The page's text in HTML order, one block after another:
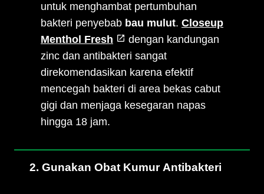
untuk menghambat pertumbuhan
bakteri penyebab bau mulut. Closeup
Menthol Fresh
dengan kandungan
zinc dan antibakteri sangat
direkomendasikan karena efektif
mencegah bakteri di area bekas cabut
gigi dan menjaga kesegaran napas
hingga 18 jam.
2. Gunakan Obat Kumur Antibakteri